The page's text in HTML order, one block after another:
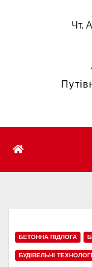
Чт.
БЕТОННА ПІДЛОГА
БУДІВЕЛЬНІ